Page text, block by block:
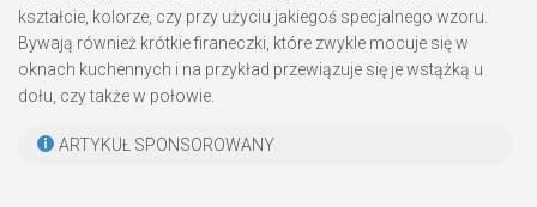
kształcie, kolorze, czy przy użyciu jakiegoś specjalnego wzoru.
Bywają również krótkie firaneczki, które zwykle mocuje się w
oknach kuchennych i na przykład przewiązuje się je wstążką u
dołu, czy także w połowie.
ARTYKUŁ SPONSOROWANY